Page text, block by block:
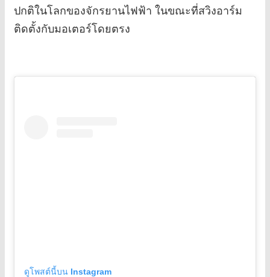
ปกติในโลกของจักรยานไฟฟ้า ในขณะที่สวิงอาร์ม
ติดตั้งกับมอเตอร์โดยตรง
ดูโพสต์นี้บน Instagram